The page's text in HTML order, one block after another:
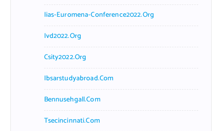
Iias-Euromena-Conference2022.org
Ivd2022.org
Csity2022.org
Ibsarstudyabroad.com
Bennusehgall.com
Tsecincinnati.com